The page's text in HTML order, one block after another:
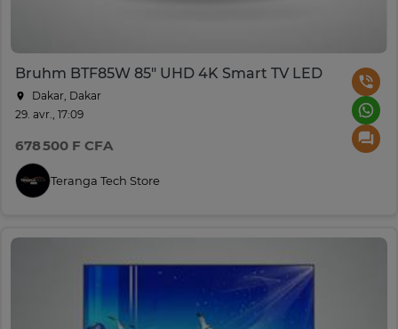
Bruhm BTF85W 85" UHD 4K Smart TV LED
Dakar, Dakar
29. avr., 17:09
678 500 F CFA
Teranga Tech Store